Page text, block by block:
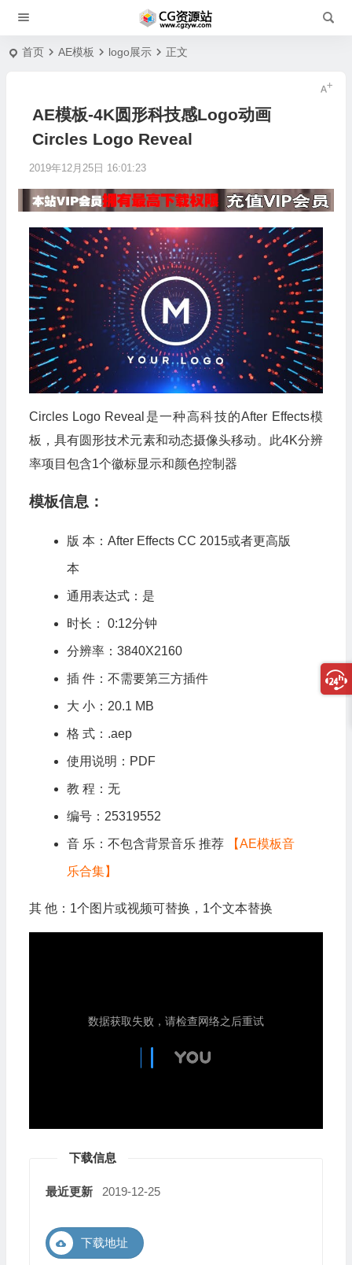
首页 AE模板 logo展示 正文
AE模板-4K圆形科技感Logo动画
Circles Logo Reveal
2019年12月25日 16:01:23
Circles Logo Reveal是一种高科技的After Effects模
板，具有圆形技术元素和动态摄像头移动。此4K分辨
率项目包含1个徽标显示和颜色控制器
模板信息：
版 本：After Effects CC 2015或者更高版
本
通用表达式：是
时长： 0:12分钟
分辨率：3840X2160
插 件：不需要第三方插件
大 小：20.1 MB
格 式：.aep
使用说明：PDF
教 程：无
编号：25319552
音 乐：不包含背景音乐 推荐 【AE模板音
乐合集】
其 他：1个图片或视频可替换，1个文本替换
下载信息
最近更新 2019-12-25
下载地址